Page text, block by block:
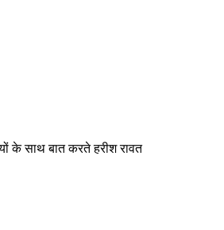
के साथ बात करते हरीश रावत